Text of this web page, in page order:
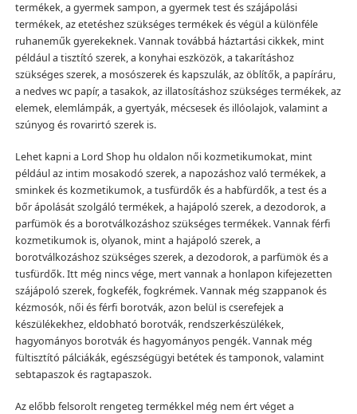
termékek, a gyermek sampon, a gyermek test és szájápolási
termékek, az etetéshez szükséges termékek és végül a különféle
ruhaneműk gyerekeknek. Vannak továbbá háztartási cikkek, mint
például a tisztító szerek, a konyhai eszközök, a takarításhoz
szükséges szerek, a mosószerek és kapszulák, az öblítők, a papíráru,
a nedves wc papír, a tasakok, az illatosításhoz szükséges termékek, az
elemek, elemlámpák, a gyertyák, mécsesek és illóolajok, valamint a
szúnyog és rovarirtó szerek is.
Lehet kapni a Lord Shop hu oldalon női kozmetikumokat, mint
például az intim mosakodó szerek, a napozáshoz való termékek, a
sminkek és kozmetikumok, a tusfürdők és a habfürdők, a test és a
bőr ápolását szolgáló termékek, a hajápoló szerek, a dezodorok, a
parfümök és a borotválkozáshoz szükséges termékek. Vannak férfi
kozmetikumok is, olyanok, mint a hajápoló szerek, a
borotválkozáshoz szükséges szerek, a dezodorok, a parfümök és a
tusfürdők. Itt még nincs vége, mert vannak a honlapon kifejezetten
szájápoló szerek, fogkefék, fogkrémek. Vannak még szappanok és
kézmosók, női és férfi borotvák, azon belül is cserefejek a
készülékekhez, eldobható borotvák, rendszerkészülékek,
hagyományos borotvák és hagyományos pengék. Vannak még
fültisztító pálciákák, egészségügyi betétek és tamponok, valamint
sebtapaszok és ragtapaszok.
Az előbb felsorolt rengeteg termékkel még nem ért véget a